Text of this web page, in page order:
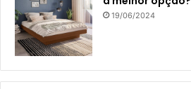
19/06/2024